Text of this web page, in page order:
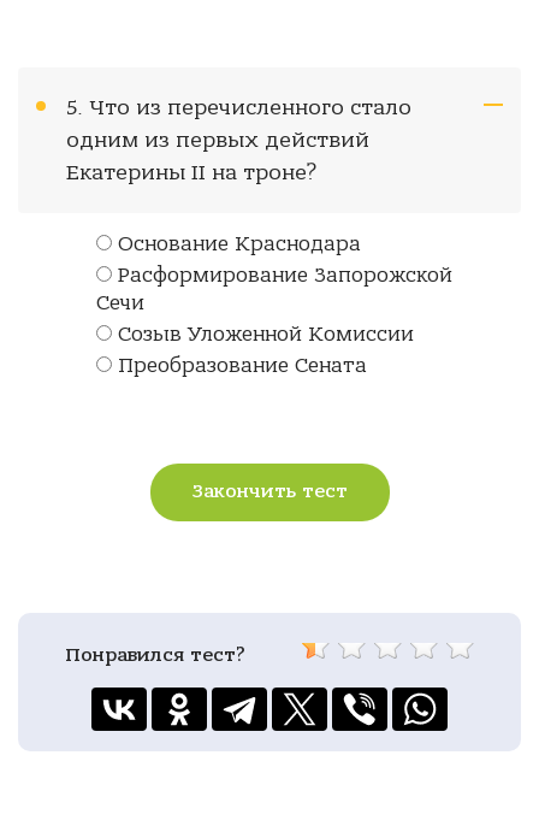
5. Что из перечисленного стало
одним из первых действий
Екатерины II на троне?
Основание Краснодара
Расформирование Запорожской
Сечи
Созыв Уложенной Комиссии
Преобразование Сената
Закончить тест
Понравился тест?